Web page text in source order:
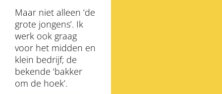
Maar niet alleen ‘de
grote jongens’. Ik
werk ook graag
voor het midden en
klein bedrijf; de
bekende ‘bakker
om de hoek’.